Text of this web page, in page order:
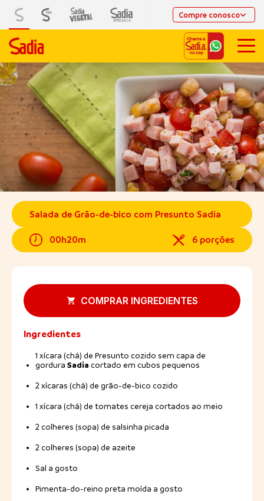
Compre conosco
Salada de Grão-de-bico com Presunto Sadia
00h20m 6 porções
COMPRAR INGREDIENTES
Ingredientes
1 xícara (chá) de Presunto cozido sem capa de
gordura Sadia cortado em cubos pequenos
2 xícaras (chá) de grão-de-bico cozido
1 xícara (chá) de tomates cereja cortados ao meio
2 colheres (sopa) de salsinha picada
2 colheres (sopa) de azeite
Sal a gosto
Pimenta-do-reino preta moída a gosto